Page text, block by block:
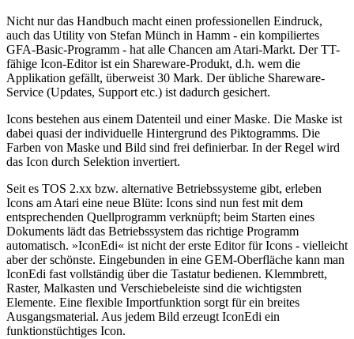
Nicht nur das Handbuch macht einen professionellen Eindruck,
auch das Utility von Stefan Münch in Hamm - ein kompiliertes
GFA-Basic-Programm - hat alle Chancen am Atari-Markt. Der TT-
fähige Icon-Editor ist ein Shareware-Produkt, d.h. wem die
Applikation gefällt, überweist 30 Mark. Der übliche Shareware-
Service (Updates, Support etc.) ist dadurch gesichert.
Icons bestehen aus einem Datenteil und einer Maske. Die Maske ist
dabei quasi der individuelle Hintergrund des Piktogramms. Die
Farben von Maske und Bild sind frei definierbar. In der Regel wird
das Icon durch Selektion invertiert.
Seit es TOS 2.xx bzw. alternative Betriebssysteme gibt, erleben
Icons am Atari eine neue Blüte: Icons sind nun fest mit dem
entsprechenden Quellprogramm verknüpft; beim Starten eines
Dokuments lädt das Betriebssystem das richtige Programm
automatisch. »IconEdi« ist nicht der erste Editor für Icons - vielleicht
aber der schönste. Eingebunden in eine GEM-Oberfläche kann man
IconEdi fast vollständig über die Tastatur bedienen. Klemmbrett,
Raster, Malkasten und Verschiebeleiste sind die wichtigsten
Elemente. Eine flexible Importfunktion sorgt für ein breites
Ausgangsmaterial. Aus jedem Bild erzeugt IconEdi ein
funktionstüchtiges Icon.